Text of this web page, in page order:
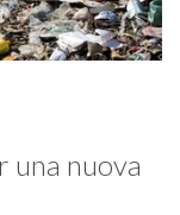
una nuova